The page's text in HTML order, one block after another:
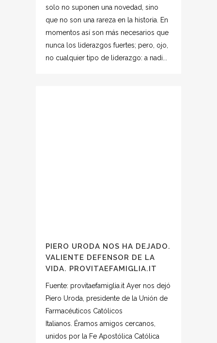
solo no suponen una novedad, sino
que no son una rareza en la historia. En
momentos así son más necesarios que
nunca los liderazgos fuertes; pero, ojo,
no cualquier tipo de liderazgo: a nadi...
PIERO URODA NOS HA DEJADO.
VALIENTE DEFENSOR DE LA
VIDA. PROVITAEFAMIGLIA.IT
Fuente: provitaefamiglia.it Ayer nos dejó
Piero Uroda, presidente de la Unión de
Farmacéuticos Católicos
Italianos. Éramos amigos cercanos,
unidos por la Fe Apostólica Católica